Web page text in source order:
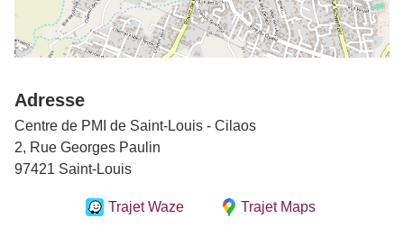
Adresse
Centre de PMI de Saint-Louis - Cilaos
2, Rue Georges Paulin
97421 Saint-Louis
Trajet Waze Trajet Maps